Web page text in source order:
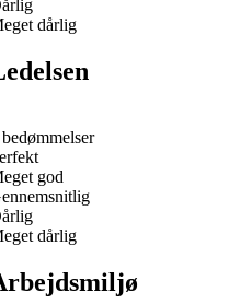
dårlig
god
dårlig